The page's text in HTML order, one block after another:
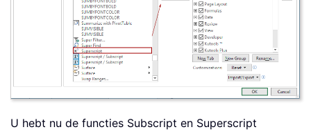
U hebt nu de functies Subscript en Superscript